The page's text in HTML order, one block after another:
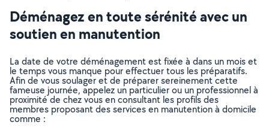
Déménagez en toute sérénité avec un
soutien en manutention
La date de votre déménagement est fixée à dans un mois et
le temps vous manque pour effectuer tous les préparatifs.
Afin de vous soulager et de préparer sereinement cette
fameuse journée, appelez un particulier ou un professionnel à
proximité de chez vous en consultant les profils des
membres proposant des services en manutention à domicile
comme :